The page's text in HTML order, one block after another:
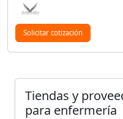
Solicitar cotización
Tiendas y
para enfermería